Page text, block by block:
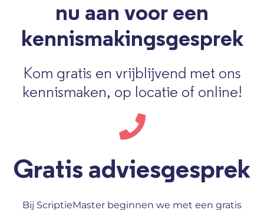
nu aan voor een
kennismakingsgesprek
Kom gratis en vrijblijvend met ons
kennismaken, op locatie of online!
Gratis adviesgesprek
Bij ScriptieMaster beginnen we met een gratis